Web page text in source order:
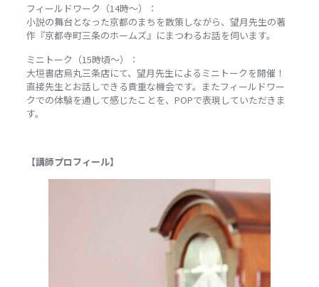
フィールドワーク（14時～）：
小説の舞台となった京都のまちを散策しながら、望月先生の著
作『京都寺町三条のホームズ』にまつわるお話を伺います。
ミニトーク（15時頃～）：
大垣書店烏丸三条店にて、望月先生によるミニトークを開催！
直接先生とお話しできる貴重な機会です。またフィールドワー
クでの体験を通して感じたことを、POPで表現していただきま
す。
【講師プロフィール】